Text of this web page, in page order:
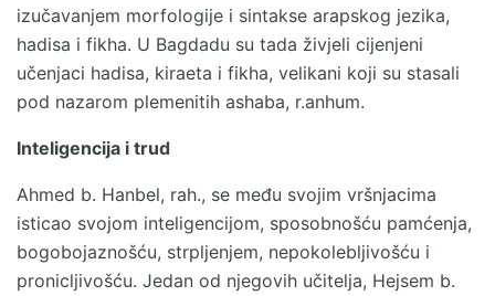
izučavanjem morfologije i sintakse arapskog jezika,
hadisa i fikha. U Bagdadu su tada živjeli cijenjeni
učenjaci hadisa, kiraeta i fikha, velikani koji su stasali
pod nazarom plemenitih ashaba, r.anhum.
Inteligencija i trud
Ahmed b. Hanbel, rah., se među svojim vršnjacima
isticao svojom inteligencijom, sposobnošću pamćenja,
bogobojaznošću, strpljenjem, nepokolebljivošću i
pronicljivošću. Jedan od njegovih učitelja, Hejsem b.